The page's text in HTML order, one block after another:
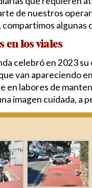
de
en
de nuestros
algunas
en los viales
celebró en 2023
van apareciendo
en labores de
imagen cuidada, a